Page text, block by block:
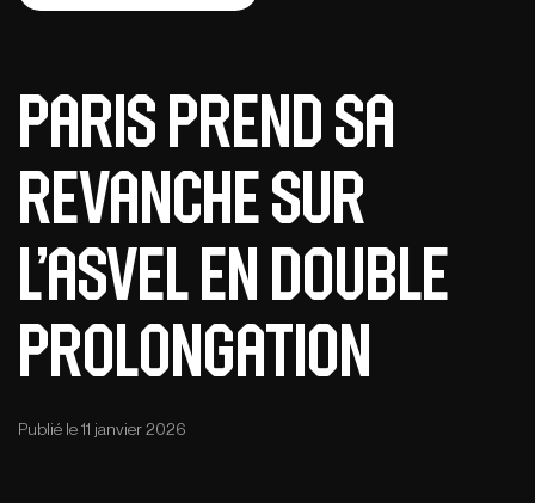
Paris prend sa
revanche sur
l’ASVEL en double
prolongation
Publié le 11 janvier 2026